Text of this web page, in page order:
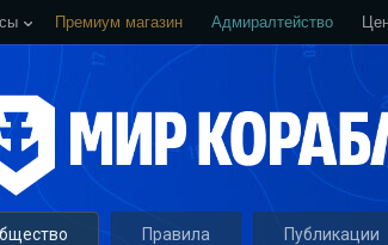
Премиум магазин Адмиралтейство
Правила Публикации